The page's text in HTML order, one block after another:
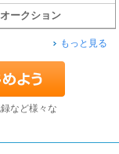
オークション
もっと見る
など様々な